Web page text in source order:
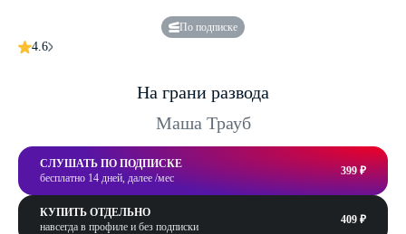
По подписке
4.6
На грани развода
Маша Трауб
СЛУШАТЬ ПО ПОДПИСКЕ
бесплатно 14 дней, далее /мес
399 ₽
КУПИТЬ ОТДЕЛЬНО
навсегда в профиле и без подписки
409 ₽